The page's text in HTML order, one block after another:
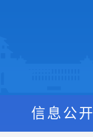
信息公开